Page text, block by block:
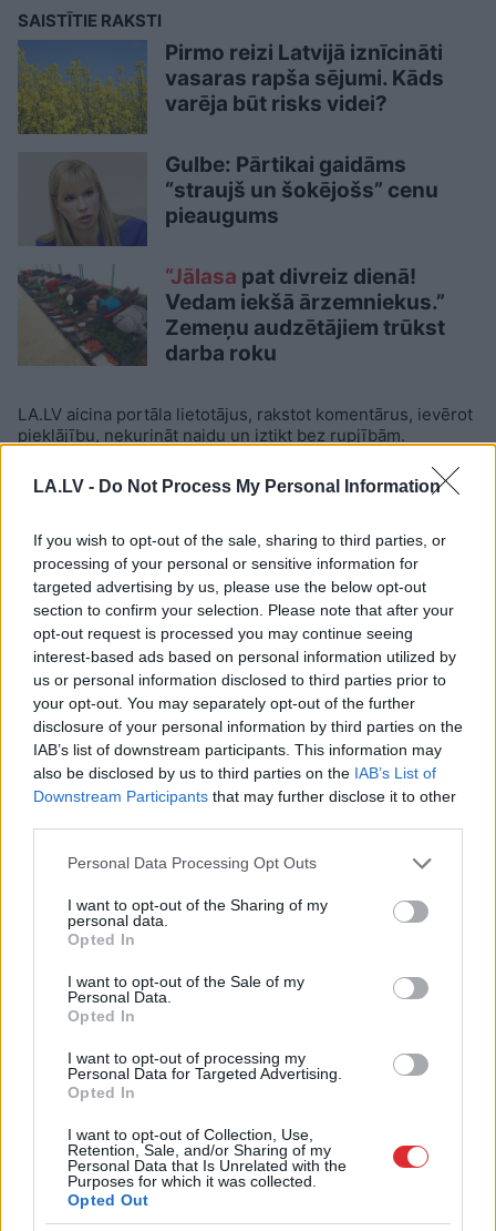
LA.LV - Do Not Process My Personal Information
If you wish to opt-out of the sale, sharing to third parties, or
processing of your personal or sensitive information for
targeted advertising by us, please use the below opt-out
section to confirm your selection. Please note that after your
opt-out request is processed you may continue seeing
interest-based ads based on personal information utilized by
us or personal information disclosed to third parties prior to
your opt-out. You may separately opt-out of the further
disclosure of your personal information by third parties on the
IAB’s list of downstream participants. This information may
also be disclosed by us to third parties on the IAB’s List of
Downstream Participants that may further disclose it to other
Please note that this website/app uses one or more Google
not limited to your visit or usage behaviour. You may click to
grant or deny consent to Google and its third-party tags to
use your data for below specified purposes in below Google
consent section.
Personal Data Processing Opt Outs
I want to opt-out of the Sharing of my
personal data.
Opted In
I want to opt-out of the Sale of my
Personal Data.
Opted In
I want to opt-out of processing my
Personal Data for Targeted Advertising.
Opted In
I want to opt-out of Collection, Use,
Retention, Sale, and/or Sharing of my
Personal Data that Is Unrelated with the
Purposes for which it was collected.
Opted Out
SAISTĪTIE RAKSTI
Pirmo reizi Latvijā iznīcināti
vasaras rapša sējumi. Kāds
varēja būt risks videi?
Gulbe: Pārtikai gaidāms
“straujš un šokējošs” cenu
pieaugums
“Jālasa pat divreiz dienā!
Vedam iekšā ārzemniekus.”
Zemeņu audzētājiem trūkst
darba roku
LA.LV aicina portāla lietotājus, rakstot komentārus, ievērot
pieklājību, nekurināt naidu un iztikt bez rupjībām.
Skatīt komentārus (5)
LASĪTĀKIE
Ar šo zodiaka zīmju pārstāvjiem labāk
nestrīdēties: viņi vienmēr atradīs veidu,
kā pamatīgi atriebties
Ārsti nosauc četrus augļus ar kuru ēšanu
pēc 45 gadu vecuma nevajadzētu pārlieku
aizrauties
atkal nonāk uzmanības centrā – šoreiz ar
Nabaga
noteikti nebūtu jādzird
“Man pat neomulīgi palika!” Sēņotāja
mežā uziet ļoti biedējošu vietu
“Tik daudz melu…” Modris Konovalovs
atklāj, ko ekspertīzē konstatēja nošauto
suņu kuņģos 2